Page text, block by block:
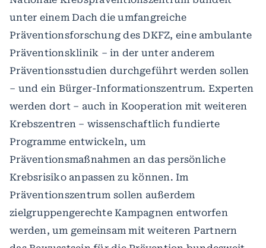
unter einem Dach die umfangreiche
Präventionsforschung des DKFZ, eine ambulante
Präventionsklinik – in der unter anderem
Präventionsstudien durchgeführt werden sollen
– und ein Bürger-Informationszentrum. Experten
werden dort – auch in Kooperation mit weiteren
Krebszentren – wissenschaftlich fundierte
Programme entwickeln, um
Präventionsmaßnahmen an das persönliche
Krebsrisiko anpassen zu können. Im
Präventionszentrum sollen außerdem
zielgruppengerechte Kampagnen entworfen
werden, um gemeinsam mit weiteren Partnern